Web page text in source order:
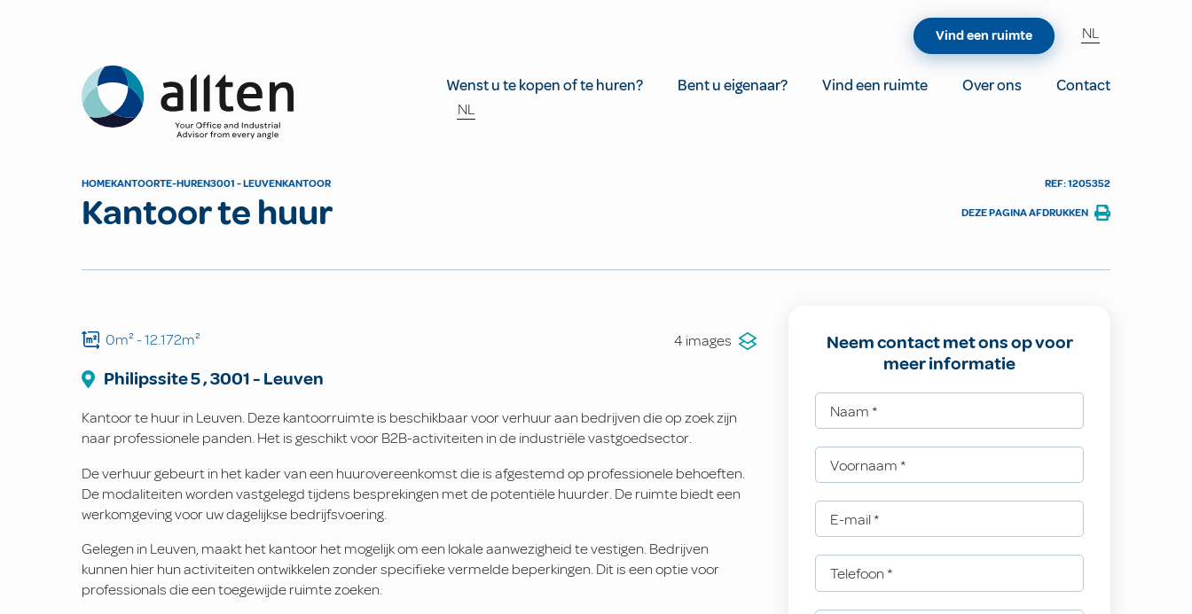
Allten
Wenst u te kopen of te huren? Bent u eigenaar? Vind een ruimte Over ons
Contact
NL
Vind een ruimte NL
HOMEKANTOORTE-HUREN3001 - LEUVENKANTOOR
Kantoor te huur
REF: 1205352
DEZE PAGINA AFDRUKKEN
0m²- 12.172m² 4 images
Philipssite5,3001- Leuven
Kantoor te huur in Leuven. Deze kantoorruimte is beschikbaar voor verhuur aan bedrijven die op zoek zijn
naar professionele panden. Het is geschikt voor B2B-activiteiten in de industriële vastgoedsector.
De verhuur gebeurt in het kader van een huurovereenkomst die is afgestemd op professionele behoeften.
De modaliteiten worden vastgelegd tijdens besprekingen met de potentiële huurder. De ruimte biedt een
werkomgeving voor uw dagelijkse bedrijfsvoering.
Gelegen in Leuven, maakt het kantoor het mogelijk om een lokale aanwezigheid te vestigen. Bedrijven
kunnen hier hun activiteiten ontwikkelen zonder specifieke vermelde beperkingen. Dit is een optie voor
professionals die een toegewijde ruimte zoeken.
Neem contact met ons op voor
meer informatie
Naam *
Voornaam *
E-mail *
Telefoon *